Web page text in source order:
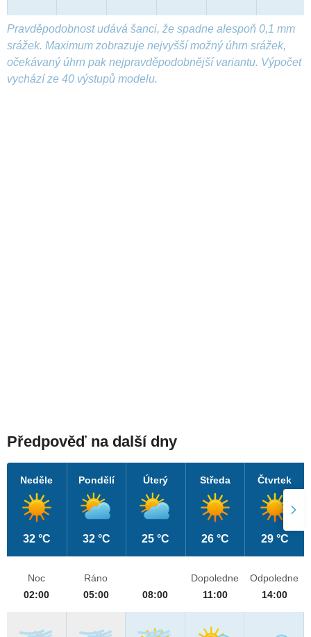
Pravděpodobnost udává šanci, že spadne alespoň 0,1 mm
srážek. Maximum zobrazuje nejvyšší možný úhrn srážek,
očekávaný úhrn pak nejpravděpodobnější variantu. Výpočet
vychází ze 40 výstupů modelu.
Předpověď na další dny
Neděle
32 °C
Pondělí
32 °C
Úterý
25 °C
Středa
26 °C
Čtvrtek
29 °C
Noc
02:00
Ráno
05:00
08:00
Dopoledne
11:00
Odpoledne
14:00